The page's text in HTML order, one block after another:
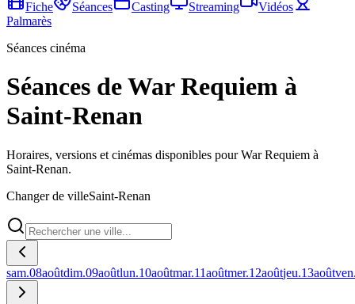
Fiche
Séances Casting Streaming
Vidéos
Palmarès
Séances cinéma
Séances de War Requiem à
Saint-Renan
Horaires, versions et cinémas disponibles pour War Requiem à
Saint-Renan.
Changer de villeSaint-Renan
sam.08aoûtdim.09aoûtlun.10aoûtmar.11aoûtmer.12aoûtjeu.13août